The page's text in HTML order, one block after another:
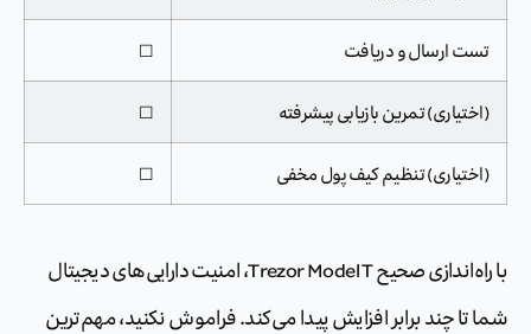
تست ارسال و دریافت ☐
(اختیاری) تمرین بازیابی پیشرفته ☐
(اختیاری) تنظیم کیف پول مخفی ☐
با راه‌اندازی صحیح Trezor Model T، امنیت دارایی‌های دیجیتال
شما تا چند برابر افزایش پیدا می‌کند. فراموش نکنید، مهم‌ترین